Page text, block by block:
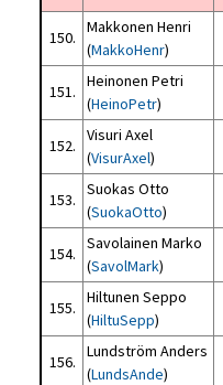
150.
Makkonen Henri
(MakkoHenr)
151.
Heinonen Petri
(HeinoPetr)
152.
Visuri Axel
(VisurAxel)
153.
Suokas Otto
(SuokaOtto)
154.
Savolainen Marko
(SavolMark)
155.
Hiltunen Seppo
(HiltuSepp)
156.
Lundström Anders
(LundsAnde)